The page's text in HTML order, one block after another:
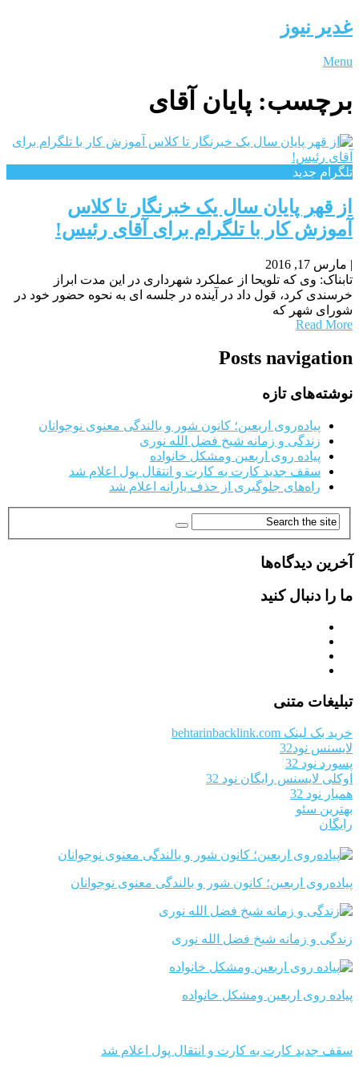
غدیر نیوز
Menu
برچسب: پایان آقای
تلگرام جدید
از قهر پایان سال یک خبرنگار تا کلاس
آموزش کار با تلگرام برای آقای رئیس!
| مارس 17, 2016
تابناک: وی که تلویحا از عملکرد شهرداری در این مدت ابراز
خرسندی کرد، قول داد در آینده در جلسه ای به نحوه حضور خود در
شورای شهر که
Read More
Posts navigation
نوشته‌های تازه
پیاده‌روی اربعین؛ کانون شور و بالندگی معنوی نوجوانان
زندگی و زمانه شیخ فضل الله نوری
پیاده روی اربعین ومشکل خانواده
سقف جدید کارت به کارت و انتقال پول اعلام شد
راه‌های جلوگیری از حذف یارانه اعلام شد
آخرین دیدگاه‌ها
ما را دنبال کنید
تبلیغات متنی
خرید بک لینک behtarinbacklink.com
لایسنس نود32
پسورد نود 32
اوکلی لایسنس رایگان نود 32
همیار نود 32
بهترین سئو
رایگان
پیاده‌روی اربعین؛ کانون شور و بالندگی معنوی نوجوانان
زندگی و زمانه شیخ فضل الله نوری
پیاده روی اربعین ومشکل خانواده
سقف جدید کارت به کارت و انتقال پول اعلام شد